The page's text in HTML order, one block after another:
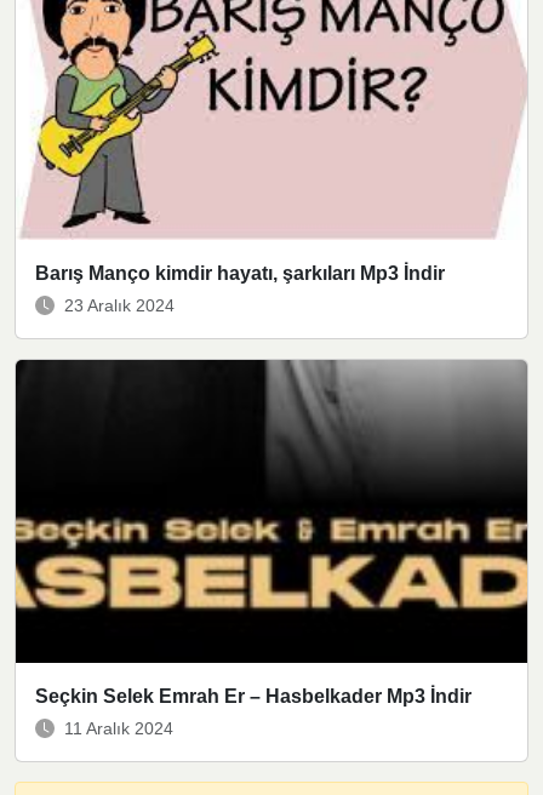
Barış Manço kimdir hayatı, şarkıları Mp3 İndir
23 Aralık 2024
Seçkin Selek Emrah Er – Hasbelkader Mp3 İndir
11 Aralık 2024